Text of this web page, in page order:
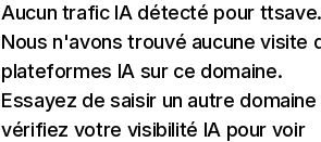
Aucun trafic IA détecté pour
Nous n'avons trouvé aucune visite
plateformes IA sur ce domaine.
Essayez de saisir un autre domaine
vérifiez votre visibilité IA pour voir